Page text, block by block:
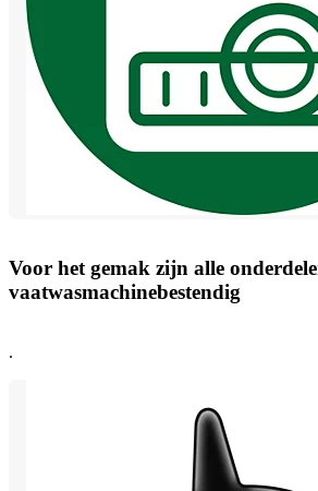
Voor het gemak zijn alle
vaatwasmachinebestendig
.